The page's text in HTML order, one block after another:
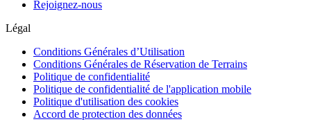
Rejoignez-nous
Légal
Conditions Générales d’Utilisation
Conditions Générales de Réservation de Terrains
Politique de confidentialité
Politique de confidentialité de l'application mobile
Politique d'utilisation des cookies
Accord de protection des données